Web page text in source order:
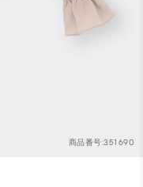
商品番号:351690